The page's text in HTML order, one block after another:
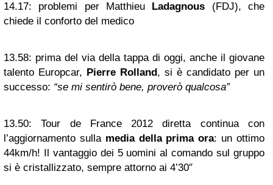
14.17: problemi per Matthieu Ladagnous (FDJ), che
chiede il conforto del medico
13.58: prima del via della tappa di oggi, anche il giovane
talento Europcar, Pierre Rolland, si è candidato per un
successo: “se mi sentirò bene, proverò qualcosa”
13.50: Tour de France 2012 diretta continua con
l’aggiornamento sulla media della prima ora: un ottimo
44km/h! Il vantaggio dei 5 uomini al comando sul gruppo
si è cristallizzato, sempre attorno ai 4’30″